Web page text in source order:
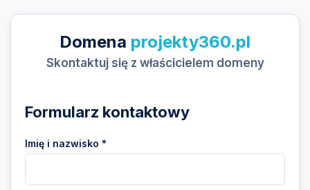
Domena projekty360.pl
Skontaktuj się z właścicielem domeny
Formularz kontaktowy
Imię i nazwisko *